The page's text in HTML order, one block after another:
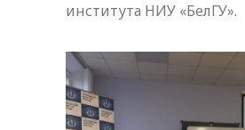
института НИУ «БелГУ».